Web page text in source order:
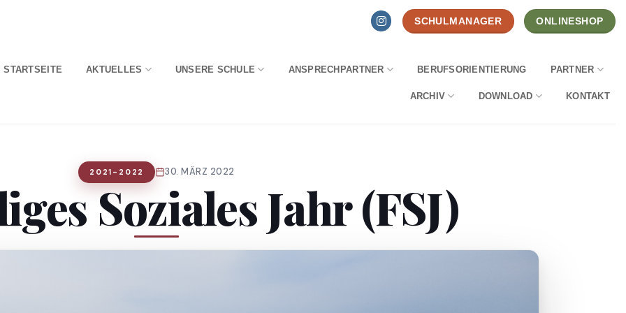
SCHULMANAGER ONLINESHOP
STARTSEITE AKTUELLES UNSERE SCHULE ANSPRECHPARTNER BERUFSORIENTIERUNG PARTNER
ARCHIV DOWNLOAD KONTAKT
2021-2022 30. MÄRZ 2022
Soziales Jahr (FSJ)